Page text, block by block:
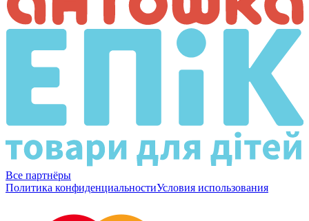
Все партнёры
Политика конфиденциальностиУсловия использования